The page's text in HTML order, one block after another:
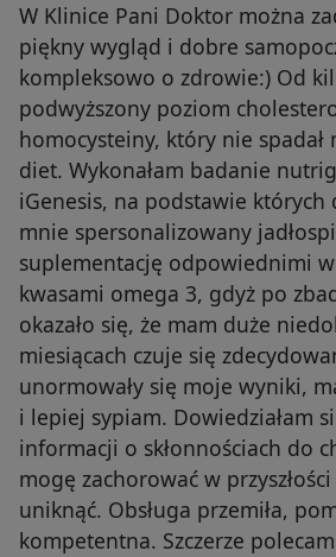
W Klinice Pani Doktor można
piękny wygląd i dobre
kompleksowo o zdrowie:) Od
podwyższony poziom
homocysteiny, który nie spadał
diet. Wykonałam badanie
iGenesis, na podstawie których
mnie spersonalizowany
suplementację odpowiednimi
kwasami omega 3, gdyż po
okazało się, że mam duże
miesiącach czuje się
unormowały się moje wyniki,
i lepiej sypiam. Dowiedziałam
informacji o skłonnościach do
mogę zachorować w
uniknąć. Obsługa przemiła,
kompetentna. Szczerze